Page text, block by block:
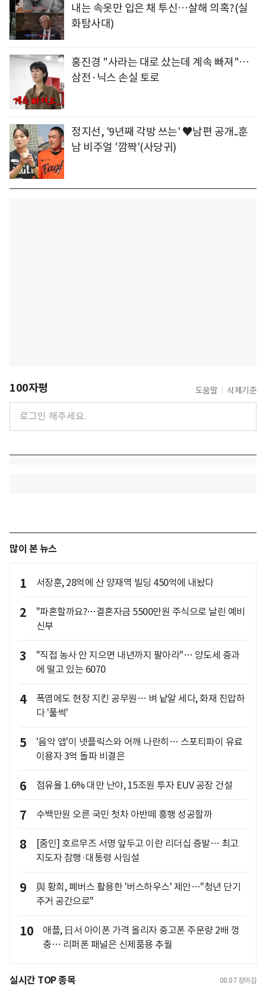
내는 속옷만 입은 채 투신…살해 의혹?(실
화탐사대)
홍진경 "사라는 대로 샀는데 계속 빠져"…
삼전·닉스 손실 토로
정지선, '9년째 각방 쓰는' ♥남편 공개..훈
남 비주얼 '깜짝'(사당귀)
100자평 도움말 삭제기준
많이 본 뉴스
1 서장훈, 28억에 산 양재역 빌딩 450억에 내놨다
2
"파혼할까요?…결혼자금 5500만원 주식으로 날린 예비
신부
3
"직접 농사 안 지으면 내년까지 팔아라"… 양도세 중과
에 떨고 있는 6070
4
폭염에도 현장 지킨 공무원… 벼 낱알 세다, 화재 진압하
다 '풀썩'
5
'음악 앱'이 넷플릭스와 어깨 나란히… 스포티파이 유료
이용자 3억 돌파 비결은
6 점유율 1.6% 대만 난야, 15조원 투자 EUV 공장 건설
7 수백만원 오른 국민 첫차 아반떼 흥행 성공할까
8
[줌인] 호르무즈 서명 앞두고 이란 리더십 증발… 최고
지도자 잠행·대통령 사임설
9
與 황희, 폐버스 활용한 '버스하우스' 제안…"청년 단기
주거 공간으로"
10
애플, 日서 아이폰 가격 올리자 중고폰 주문량 2배 껑
충… 리퍼폰 패널은 신제품용 추월
실시간 TOP 종목 08.07 장마감